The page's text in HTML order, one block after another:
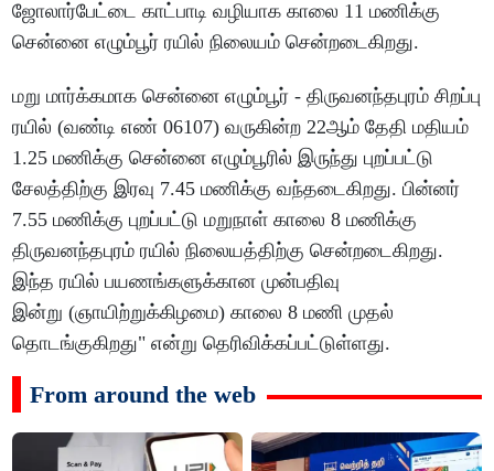
ஜோலார்பேட்டை காட்பாடி வழியாக காலை 11 மணிக்கு
சென்னை எழும்பூர் ரயில் நிலையம் சென்றடைகிறது.
மறு மார்க்கமாக சென்னை எழும்பூர் - திருவனந்தபுரம் சிறப்பு
ரயில் (வண்டி எண் 06107) வருகின்ற 22ஆம் தேதி மதியம்
1.25 மணிக்கு சென்னை எழும்பூரில் இருந்து புறப்பட்டு
சேலத்திற்கு இரவு 7.45 மணிக்கு வந்தடைகிறது. பின்னர்
7.55 மணிக்கு புறப்பட்டு மறுநாள் காலை 8 மணிக்கு
திருவனந்தபுரம் ரயில் நிலையத்திற்கு சென்றடைகிறது.
இந்த ரயில் பயணங்களுக்கான முன்பதிவு
இன்று (ஞாயிற்றுக்கிழமை) காலை 8 மணி முதல்
தொடங்குகிறது" என்று தெரிவிக்கப்பட்டுள்ளது.
From around the web